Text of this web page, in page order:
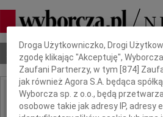
Nekrologi Odeszli Poradnik
IMIĘ I NAZWISKO:
Dbamy o Twoją prywatność
Droga Użytkowniczko, Drogi
zgodę klikając "Akceptuję",
Zaufani Partnerzy, w tym [874 ]
jak również Agora S.A. będąca
Wyborcza sp. z o.o., będą
osobowe takie jak adresy IP, adresy